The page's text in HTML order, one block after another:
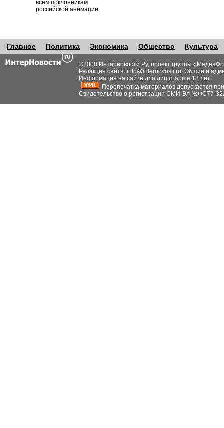
всем поклонникам
российской анимации
Главное Политика Экономика Общество Культура
©2008 Интерновости.Ру, проект группы «
Редакция сайта: info@internovosti.ru. Общие и
Информация на сайте для лиц старше 18 лет.
Перепечатка материалов допускается
Свидетельство о регистрации СМИ Эл №ФС77-